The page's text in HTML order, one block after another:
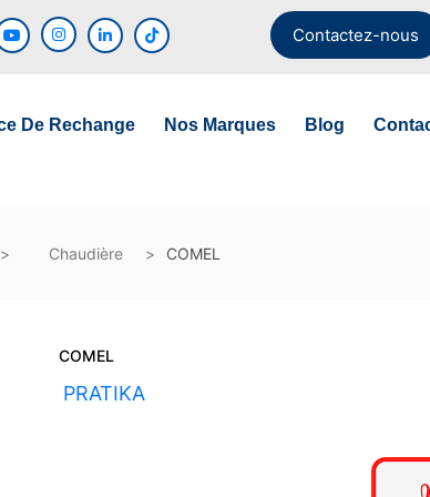
Contactez-nous
De Rechange Nos Marques Blog
Chaudière COMEL
COMEL
PRATIKA